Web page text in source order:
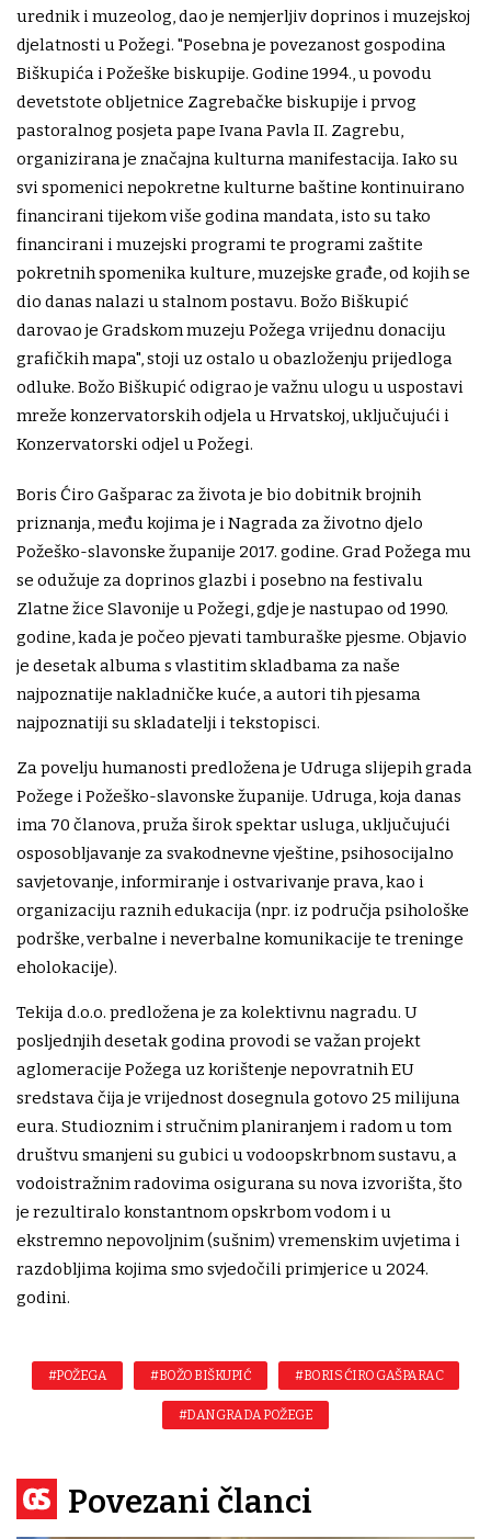
urednik i muzeolog, dao je nemjerljiv doprinos i muzejskoj
djelatnosti u Požegi. "Posebna je povezanost gospodina
Biškupića i Požeške biskupije. Godine 1994., u povodu
devetstote obljetnice Zagrebačke biskupije i prvog
pastoralnog posjeta pape Ivana Pavla II. Zagrebu,
organizirana je značajna kulturna manifestacija. Iako su
svi spomenici nepokretne kulturne baštine kontinuirano
financirani tijekom više godina mandata, isto su tako
financirani i muzejski programi te programi zaštite
pokretnih spomenika kulture, muzejske građe, od kojih se
dio danas nalazi u stalnom postavu. Božo Biškupić
darovao je Gradskom muzeju Požega vrijednu donaciju
grafičkih mapa", stoji uz ostalo u obazloženju prijedloga
odluke. Božo Biškupić odigrao je važnu ulogu u uspostavi
mreže konzervatorskih odjela u Hrvatskoj, uključujući i
Konzervatorski odjel u Požegi.
Boris Ćiro Gašparac za života je bio dobitnik brojnih
priznanja, među kojima je i Nagrada za životno djelo
Požeško-slavonske županije 2017. godine. Grad Požega mu
se odužuje za doprinos glazbi i posebno na festivalu
Zlatne žice Slavonije u Požegi, gdje je nastupao od 1990.
godine, kada je počeo pjevati tamburaške pjesme. Objavio
je desetak albuma s vlastitim skladbama za naše
najpoznatije nakladničke kuće, a autori tih pjesama
najpoznatiji su skladatelji i tekstopisci.
Za povelju humanosti predložena je Udruga slijepih grada
Požege i Požeško-slavonske županije. Udruga, koja danas
ima 70 članova, pruža širok spektar usluga, uključujući
osposobljavanje za svakodnevne vještine, psihosocijalno
savjetovanje, informiranje i ostvarivanje prava, kao i
organizaciju raznih edukacija (npr. iz područja psihološke
podrške, verbalne i neverbalne komunikacije te treninge
eholokacije).
Tekija d.o.o. predložena je za kolektivnu nagradu. U
posljednjih desetak godina provodi se važan projekt
aglomeracije Požega uz korištenje nepovratnih EU
sredstava čija je vrijednost dosegnula gotovo 25 milijuna
eura. Studioznim i stručnim planiranjem i radom u tom
društvu smanjeni su gubici u vodoopskrbnom sustavu, a
vodoistražnim radovima osigurana su nova izvorišta, što
je rezultiralo konstantnom opskrbom vodom i u
ekstremno nepovoljnim (sušnim) vremenskim uvjetima i
razdobljima kojima smo svjedočili primjerice u 2024.
godini.
#POŽEGA #BOŽO BIŠKUPIĆ #BORIS ĆIRO GAŠPARAC
#DAN GRADA POŽEGE
Povezani članci